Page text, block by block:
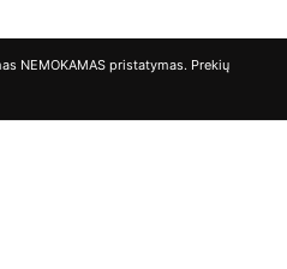
NEMOKAMAS pristatymas. Prekių